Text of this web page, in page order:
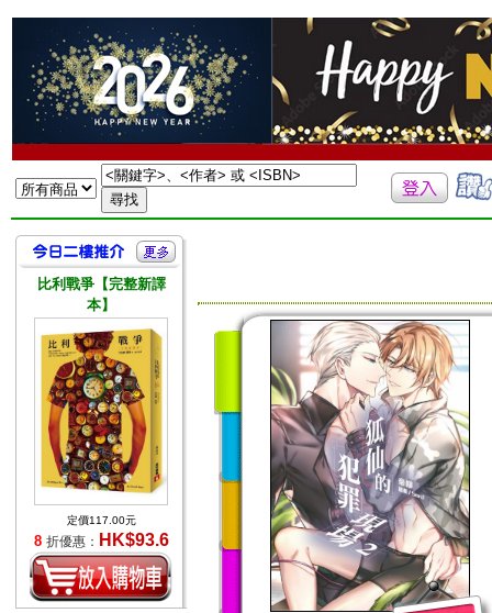
比利戰爭【完整新譯
本】
定價117.00元
8 折優惠： HK$93.6